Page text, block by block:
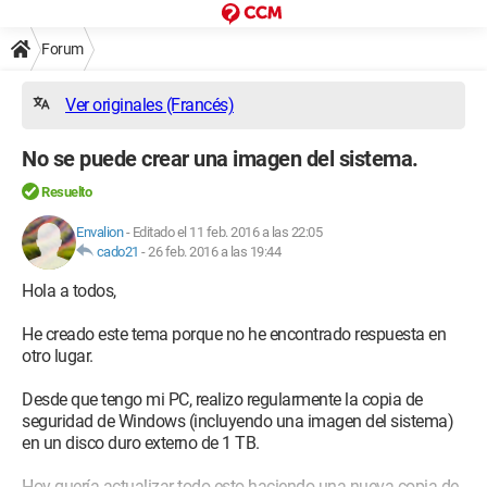
Forum
Ver originales (Francés)
No se puede crear una imagen del sistema.
Resuelto
Envalion- Editado el 11 feb. 2016 a las 22:05
cado21 -26 feb. 2016 a las 19:44
Hola a todos,
He creado este tema porque no he encontrado respuesta en
otro lugar.
Desde que tengo mi PC, realizo regularmente la copia de
seguridad de Windows (incluyendo una imagen del sistema)
en un disco duro externo de 1 TB.